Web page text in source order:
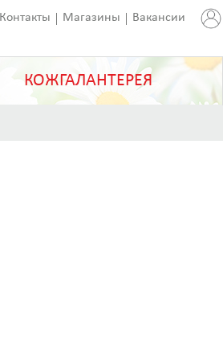
Контакты Магазины Вакансии
КОЖГАЛАНТЕРЕЯ